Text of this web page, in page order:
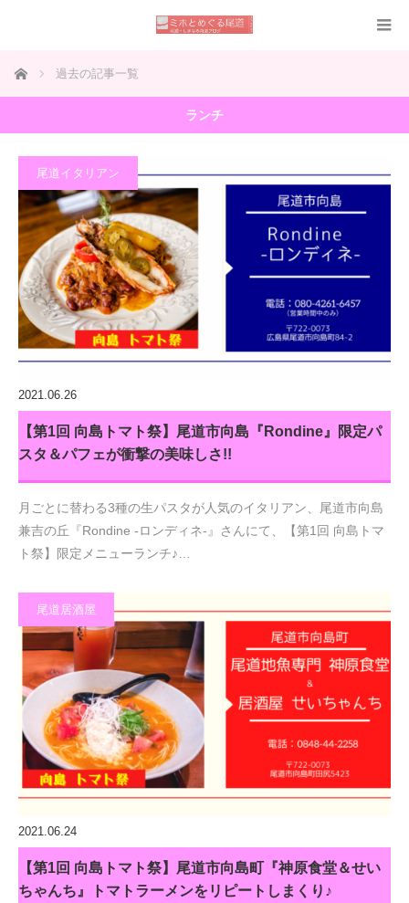
ホーム 過去の記事一覧
ランチ
尾道イタリアン
2021.06.26
【第1回 向島トマト祭】尾道市向島『Rondine』限定パ
スタ＆パフェが衝撃の美味しさ!!
月ごとに替わる3種の生パスタが人気のイタリアン、尾道市向島
兼吉の丘『Rondine -ロンディネ-』さんにて、【第1回 向島トマ
ト祭】限定メニューランチ♪…
尾道居酒屋
2021.06.24
【第1回 向島トマト祭】尾道市向島町『神原食堂＆せい
ちゃんち』トマトラーメンをリピートしまくり♪